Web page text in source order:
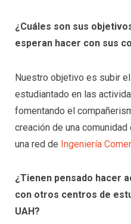
¿Cuáles son sus
esperan hacer con sus
Nuestro objetivo es subir
estudiantado en las
fomentando el
creación de una
una red de Ingeniería
¿Tienen pensado hacer
con otros centros de
UAH?